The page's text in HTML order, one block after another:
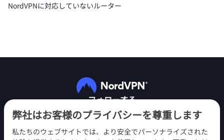
弊社はお客様のプライバシーを尊重します
私たちのウェブサイトでは、より安全でパーソナライズされた
NordVPNに対応していないルーター
フォローする